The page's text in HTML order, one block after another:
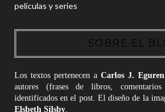
películas y series
SOBRE EL
Los textos pertenecen a Carlos J.
autores (frases de libros,
identificados en el post. El diseño de la
Elsbeth Silsby.